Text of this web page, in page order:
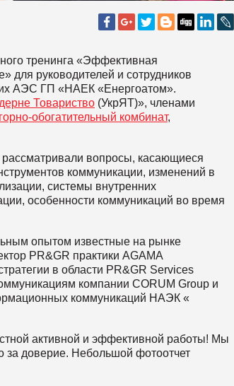
тренинга «Эффективная
для руководителей и сотрудников
АЭС ГП «НАЕК «Енергоатом».
Товариство (УкрЯТ)», членами
обогатительный комбинат,
вопросы, касающиеся
коммуникации, изменений в
системы внутренних
особенности коммуникаций во время
опытом известные на рынке
PR&GR практики AGAMA
в области PR&GR Services
компании CORUM Group и
коммуникаций НАЭК «
активной и эффективной работы! Мы
за доверие. Небольшой фотоотчет